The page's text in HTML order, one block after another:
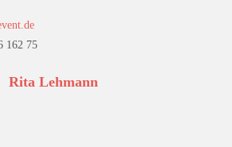
162 75
Rita Lehmann